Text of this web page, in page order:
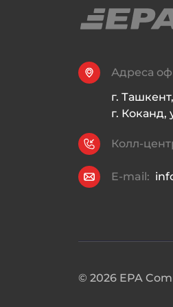
Адреса
г.
г. Коканд,
Колл-
E-mail:
© 2026 EPA